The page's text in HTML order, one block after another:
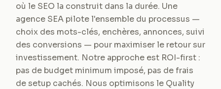
où le SEO la construit dans la durée. Une
agence SEA pilote l'ensemble du processus —
choix des mots-clés, enchères, annonces, suivi
des conversions — pour maximiser le retour sur
investissement. Notre approche est ROI-first :
pas de budget minimum imposé, pas de frais
de setup cachés. Nous optimisons le Quality